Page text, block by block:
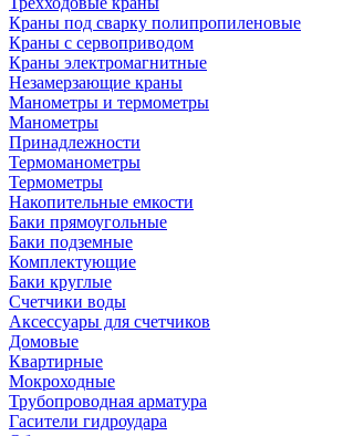
Краны под сварку полипропиленовые
Краны с сервоприводом
Краны электромагнитные
Незамерзающие краны
Манометры и термометры
Манометры
Принадлежности
Термоманометры
Термометры
Накопительные емкости
Баки прямоугольные
Баки подземные
Комплектующие
Баки круглые
Счетчики воды
Аксессуары для счетчиков
Домовые
Квартирные
Мокроходные
Трубопроводная арматура
Гасители гидроудара